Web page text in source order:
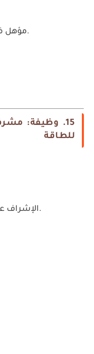
مؤهل في الهندسة أو التبريد والتكييف.
15. وظيفة:
للطاقة
الإشراف على صيانة الصمامات الصناعية.